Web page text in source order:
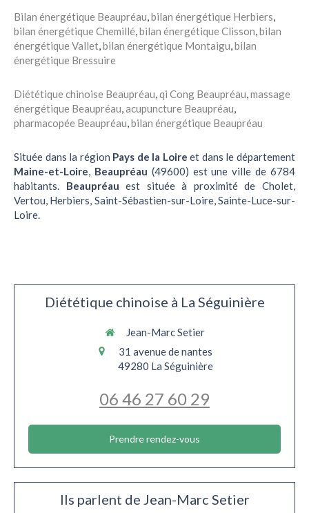
Bilan énergétique Beaupréau,bilan énergétique Herbiers,
bilan énergétique Chemillé,bilan énergétique Clisson,bilan
énergétique Vallet,bilan énergétique Montaigu,bilan
énergétique Bressuire
Diététique chinoise Beaupréau,qi Cong Beaupréau,massage
énergétique Beaupréau,acupuncture Beaupréau,
pharmacopée Beaupréau,bilan énergétique Beaupréau
Située dans la région Pays de la Loire et dans le département
Maine-et-Loire, Beaupréau (49600) est une ville de 6784
habitants. Beaupréau est située à proximité de Cholet,
Vertou, Herbiers, Saint-Sébastien-sur-Loire, Sainte-Luce-sur-
Loire.
Diététique chinoise à La Séguinière
Jean-Marc Setier
31 avenue de nantes
49280 La Séguinière
06 46 27 60 29
Prendre rendez-vous
Ils parlent de Jean-Marc Setier